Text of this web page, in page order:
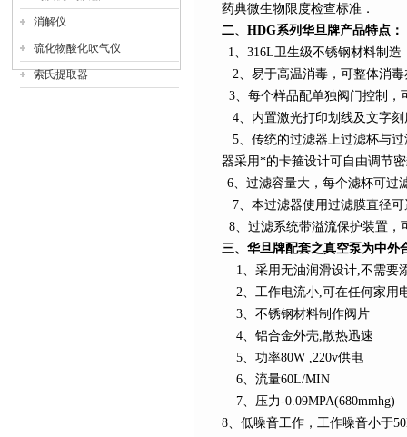
消解仪
硫化物酸化吹气仪
索氏提取器
药典微生物限度检查标准．
二、 HDG系列 华旦牌产品特点：
1、 316L卫生级不锈钢材料制造
2、易于高温消毒，可整体消
3、每个样品配单独阀门控制，
4、内置激光打印划线及文字
5、传统的过滤器上过滤杯与
器采用*的卡箍设计可自由调节
6、过滤容量大，每个滤杯可过
7、本过滤器使用过滤膜直径可
8、过滤系统带溢流保护装置
三、华旦牌配套之真空泵为中外
1、采用无油润滑设计,不需要
2、工作电流小,可在任何家用
3、不锈钢材料制作阀片
4、铝合金外壳,散热迅速
5、功率80W ,220v供电
6、流量60L/MIN
7、压力-0.09MPA(680mmhg)
8、低噪音工作，工作噪音小于